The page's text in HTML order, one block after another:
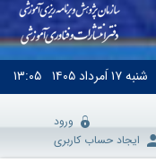
شنبه۱۷ اَمرداد ۱۴۰۵ ۱۳:۰۵
ورود
ایجاد حساب کاربری